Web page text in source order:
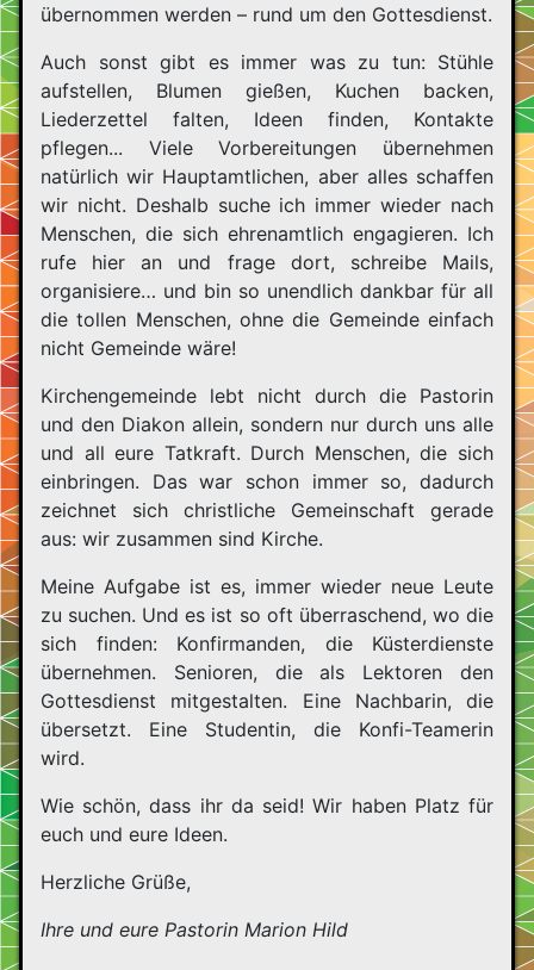
übernommen werden – rund um den Gottesdienst.
Auch sonst gibt es immer was zu tun: Stühle
aufstellen, Blumen gießen, Kuchen backen,
Liederzettel falten, Ideen finden, Kontakte
pflegen... Viele Vorbereitungen übernehmen
natürlich wir Hauptamtlichen, aber alles schaffen
wir nicht. Deshalb suche ich immer wieder nach
Menschen, die sich ehrenamtlich engagieren. Ich
rufe hier an und frage dort, schreibe Mails,
organisiere… und bin so unendlich dankbar für all
die tollen Menschen, ohne die Gemeinde einfach
nicht Gemeinde wäre!
Kirchengemeinde lebt nicht durch die Pastorin
und den Diakon allein, sondern nur durch uns alle
und all eure Tatkraft. Durch Menschen, die sich
einbringen. Das war schon immer so, dadurch
zeichnet sich christliche Gemeinschaft gerade
aus: wir zusammen sind Kirche.
Meine Aufgabe ist es, immer wieder neue Leute
zu suchen. Und es ist so oft überraschend, wo die
sich finden: Konfirmanden, die Küsterdienste
übernehmen. Senioren, die als Lektoren den
Gottesdienst mitgestalten. Eine Nachbarin, die
übersetzt. Eine Studentin, die Konfi-Teamerin
wird.
Wie schön, dass ihr da seid! Wir haben Platz für
euch und eure Ideen.
Herzliche Grüße,
Ihre und eure Pastorin Marion Hild